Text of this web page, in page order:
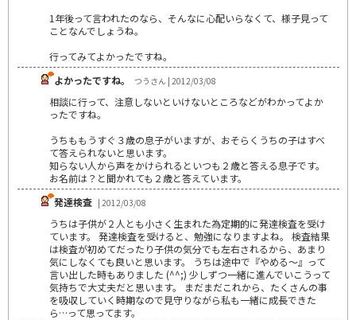
1年後って言われたのなら、そんなに心配いらなくて、様子見って
ことなんでしょうね。
行ってみてよかったですね。
よかったですね。
つうさん | 2012/03/08
相談に行って、注意しないといけないところなどがわかってよか
ったですね。
うちももうすぐ３歳の息子がいますが、おそらくうちの子はすべ
て答えられないと思います。
知らない人から声をかけられるといつも２歳と答える息子です。
お名前は？と聞かれても２歳と答えています。
発達検査 | 2012/03/08
うちは子供が２人とも小さく生まれた為定期的に発達検査を受け
ています。 発達検査を受けると、勉強になりますよね。 検査結果
は検査が初めてだったり子供の気分でも左右されるから、あまり
気にしなくても良いと思います。 うちは途中で『やめる～』って
言い出した時もありました (^^;) 少しずつ一緒に進んでいこうって
気持ちで大丈夫だと思います。 まだまだこれから、たくさんの事
を吸収していく時期なので見守りながら私も一緒に成長できた
ら…って思ってます。